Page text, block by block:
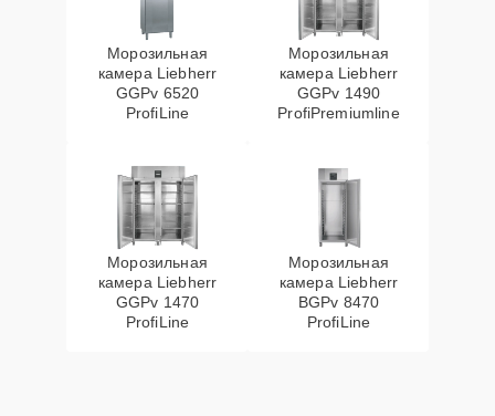
Морозильная
камера Liebherr
GGPv 6520
ProfiLine
Морозильная
камера Liebherr
GGPv 1490
ProfiPremiumline
Морозильная
камера Liebherr
GGPv 1470
ProfiLine
Морозильная
камера Liebherr
BGPv 8470
ProfiLine